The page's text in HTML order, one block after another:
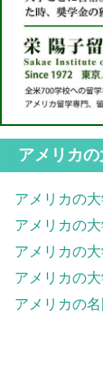
アメリカ
アメリカの
アメリカの
アメリカの
アメリカの
アメリカの